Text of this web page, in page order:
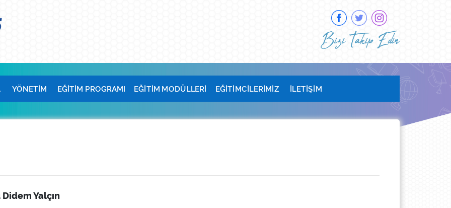
Bizi Takip Edin
YÖNETİM EĞİTİM PROGRAMI EĞİTİM MODÜLLERİ EĞİTİMCİLERİMİZ İLETİŞİM
Didem Yalçın